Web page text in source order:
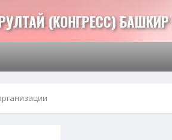
(КОНГРЕСС) БАШКИР